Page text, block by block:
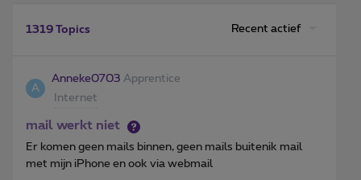
1319 Topics Recent actief
A
Anneke0703 Apprentice
Internet
mail werkt niet
Er komen geen mails binnen, geen mails buitenik mail
met mijn iPhone en ook via webmail